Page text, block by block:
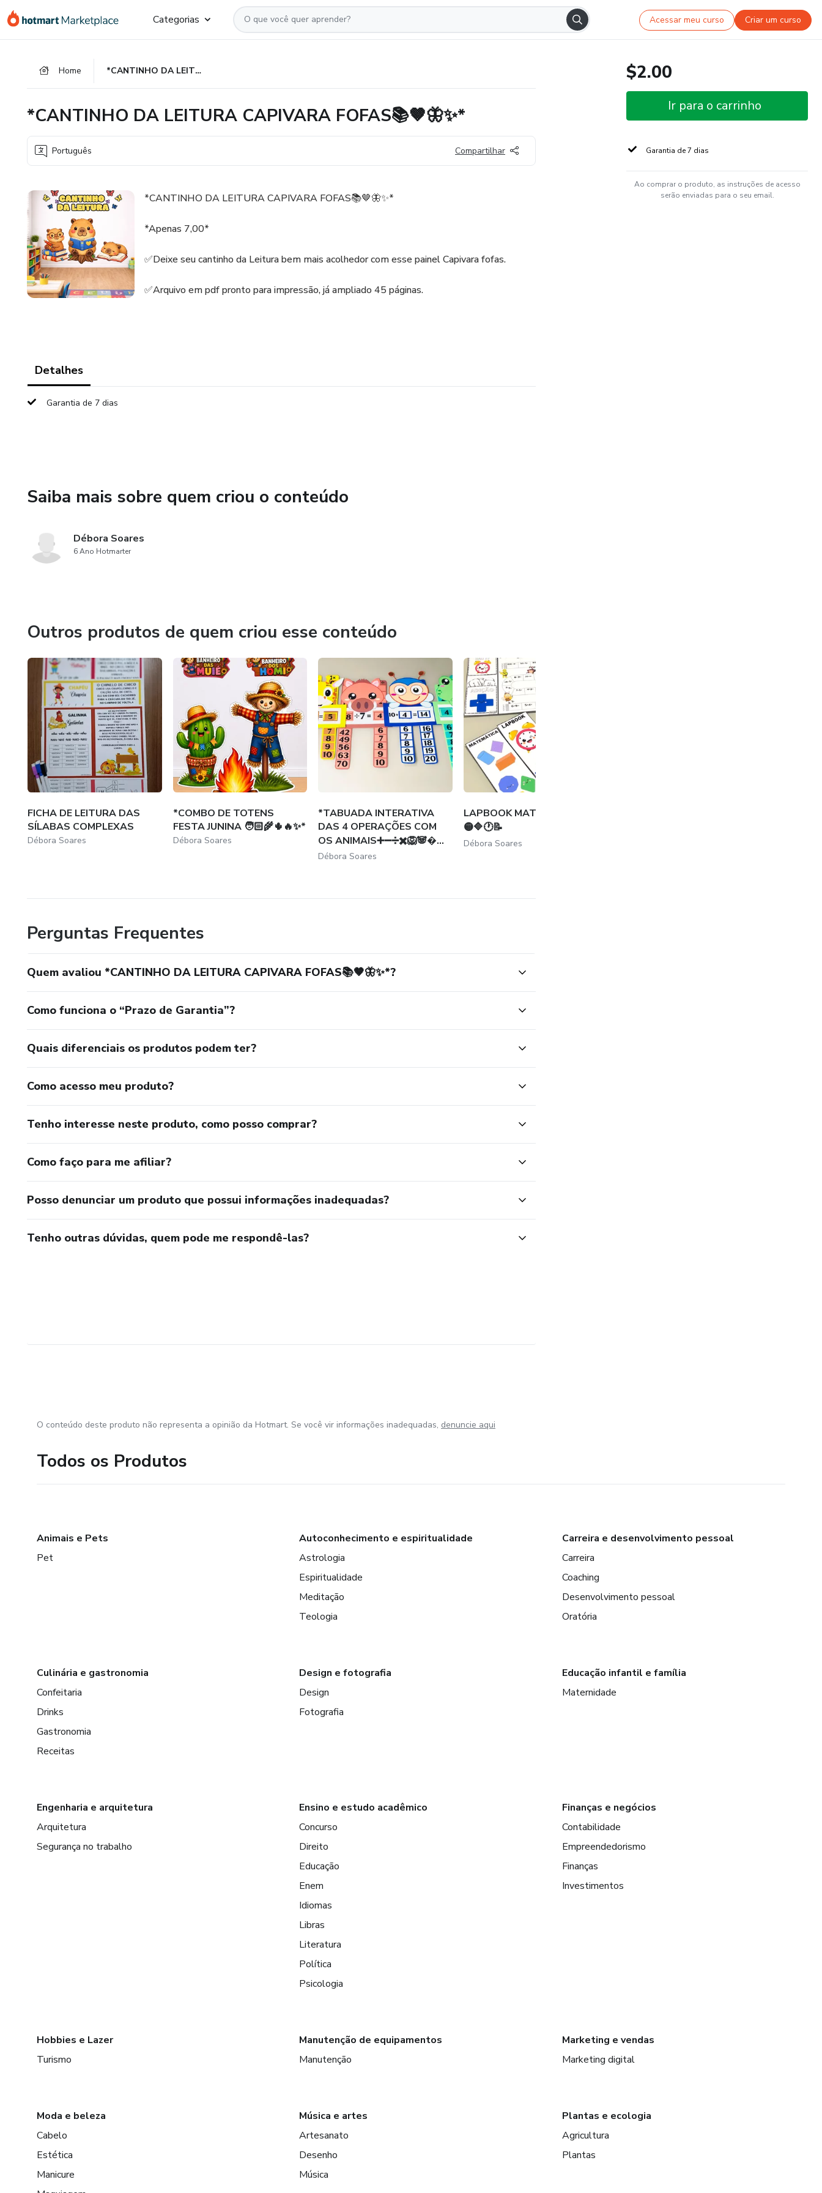
para
para
para
Categorias Acessar meu curso Criar um curso
Home *CANTINHO DA LEITURA CAPIVARA FOFAS📚🤎🦋✨*
*CANTINHO DA LEITURA CAPIVARA FOFAS📚🤎🦋✨*
Português Compartilhar
*CANTINHO DA LEITURA CAPIVARA FOFAS📚🤎🦋✨*
*Apenas 7,00*
✅Deixe seu cantinho da Leitura bem mais acolhedor com esse painel Capivara fofas.
✅Arquivo em pdf pronto para impressão, já ampliado 45 páginas.
Detalhes
Garantia de 7 dias
Saiba mais sobre quem criou o conteúdo
Débora Soares
6 Ano Hotmarter
Outros produtos de quem criou esse conteúdo
FICHA DE LEITURA DAS
SÍLABAS COMPLEXAS
Débora Soares
*COMBO DE TOTENS
FESTA JUNINA 🧑🏻‍🌾🌵🔥✨*
Débora Soares
*TABUADA INTERATIVA
DAS 4 OPERAÇÕES COM
OS ANIMAIS➕➖➗✖️🦁🐼...
Débora Soares
LAPBOOK MATEMÁTICA ➕❌
🟡🔷🕐📝
Débora Soares
Perguntas Frequentes
Quem avaliou *CANTINHO DA LEITURA CAPIVARA FOFAS📚🤎🦋✨*?
Como funciona o “Prazo de Garantia”?
Quais diferenciais os produtos podem ter?
Como acesso meu produto?
Tenho interesse neste produto, como posso comprar?
Como faço para me afiliar?
Posso denunciar um produto que possui informações inadequadas?
Tenho outras dúvidas, quem pode me respondê-las?
$2.00
Ir para o carrinho
Garantia de 7 dias
Ao comprar o produto, as instruções de acesso
serão enviadas para o seu email.
O conteúdo deste produto não representa a opinião da Hotmart. Se você vir informações inadequadas, denuncie aqui
Todos os Produtos
Animais e Pets
Pet
Autoconhecimento e espiritualidade
Astrologia
Espiritualidade
Meditação
Teologia
Carreira e desenvolvimento pessoal
Carreira
Coaching
Desenvolvimento pessoal
Oratória
Culinária e gastronomia
Confeitaria
Drinks
Gastronomia
Receitas
Design e fotografia
Design
Fotografia
Educação infantil e família
Maternidade
Engenharia e arquitetura
Arquitetura
Segurança no trabalho
Ensino e estudo acadêmico
Concurso
Direito
Educação
Enem
Idiomas
Libras
Literatura
Política
Psicologia
Finanças e negócios
Contabilidade
Empreendedorismo
Finanças
Investimentos
Hobbies e Lazer
Turismo
Manutenção de equipamentos
Manutenção
Marketing e vendas
Marketing digital
Moda e beleza
Cabelo
Estética
Manicure
Música e artes
Artesanato
Desenho
Música
Plantas e ecologia
Agricultura
Plantas